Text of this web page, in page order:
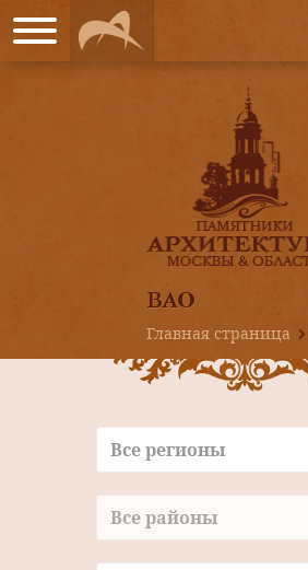
ВАО
Главная страница
Все регионы
Все районы